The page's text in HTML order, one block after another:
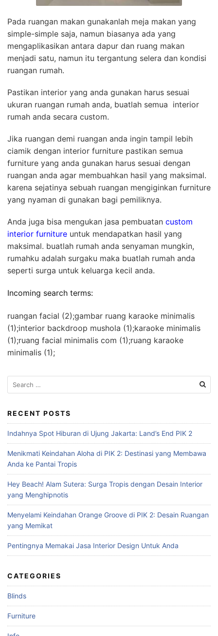
Pada ruangan makan gunakanlah meja makan yang
simple-simple saja, namun biasanya ada yang
mengaplikasikan antara dapur dan ruang makan
menjadi satu, namun itu tergantung selera dan kondisi
ruangan rumah.
Pastikan interior yang anda gunakan harus sesuai
ukuran ruangan rumah anda, buatlah semua interior
rumah anda secara custom.
Jika ruangan demi ruangan anda ingin tampil lebih
ciamik dengan interior furniture pastikan semua
furniture yang anda gunakan harus sesuai dengan
ruangan anda agar membuahkan hasil yang maksimal.
karena sejatinya sebuah ruangan mengiginkan furniture
yang nyaman di gunakan bagi pemiliknya.
Anda juga bisa mengukan jasa pembuatan custom
interior furniture untuk mendapatkan hasil yang
maksimal. buatlah rumah anda senyaman mungkin,
rumahku adalah surgaku maka buatlah rumah anda
seperti surga untuk keluarga kecil anda.
Incoming search terms:
ruangan facial (2);gambar ruang karaoke minimalis
(1);interior backdroop mushola (1);karaoke minimalis
(1);ruang facial minimalis com (1);ruang karaoke
minimalis (1);
e
r
c
h
f
o
r
RECENT POSTS
Indahnya Spot Hiburan di Ujung Jakarta: Land’s End PIK 2
Menikmati Keindahan Aloha di PIK 2: Destinasi yang Membawa
Anda ke Pantai Tropis
Hey Beach! Alam Sutera: Surga Tropis dengan Desain Interior
yang Menghipnotis
Menyelami Keindahan Orange Groove di PIK 2: Desain Ruangan
yang Memikat
Pentingnya Memakai Jasa Interior Design Untuk Anda
CATEGORIES
Blinds
Furniture